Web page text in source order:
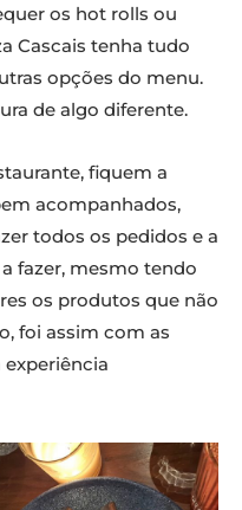
os hot rolls ou
Cascais tenha tudo
opções do menu.
de algo diferente.
fiquem a
acompanhados,
todos os pedidos e a
fazer, mesmo tendo
os produtos que não
foi assim com as
experiência